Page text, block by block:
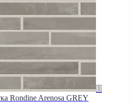
Rondine Arenosa GREY